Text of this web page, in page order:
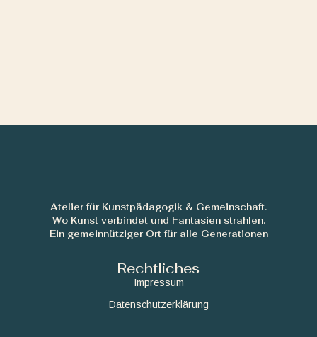
Atelier für Kunstpädagogik & Gemeinschaft.
Wo Kunst verbindet und Fantasien strahlen.
Ein gemeinnütziger Ort für alle Generationen
Rechtliches
Impressum
Datenschutzerklärung